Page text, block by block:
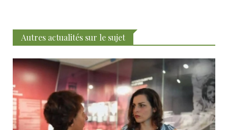
Autres actualités sur le sujet